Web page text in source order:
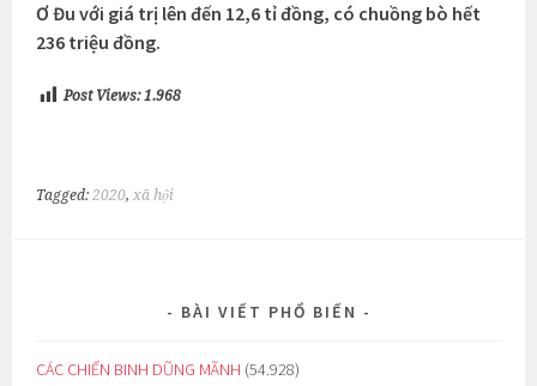
Ơ Đu với giá trị lên đến 12,6 tỉ đồng, có chuồng bò hết
236 triệu đồng.
Post Views: 1.968
Tagged:2020,xã hội
BÀI VIẾT PHỔ BIẾN
CÁC CHIẾN BINH DŨNG MÃNH (54.928)